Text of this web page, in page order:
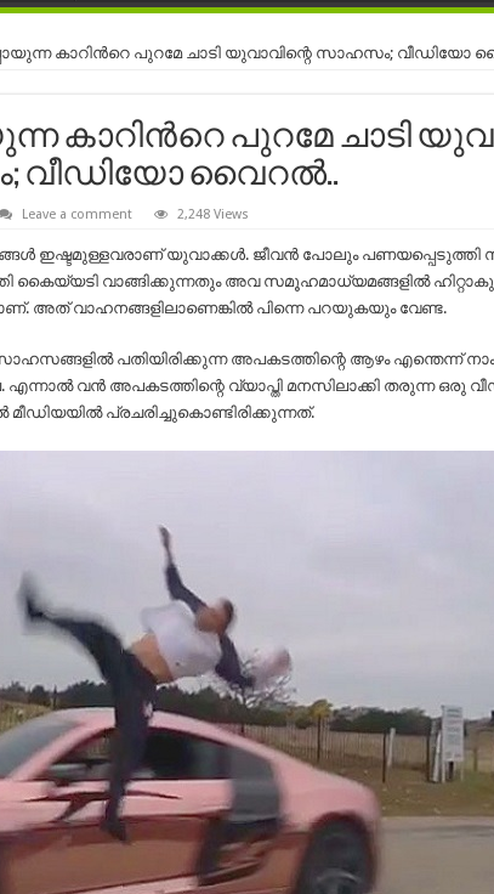
കാറിന്‍റെ പുറമേ ചാടി യുവാവിന്റെ സാഹസം; വീഡിയോ
കാറിന്‍റെ പുറമേ ചാടി
വീഡിയോ വൈറല്‍..
Leave a comment 2,248 Views
ഇഷ്ടമുള്ളവരാണ് യുവാക്കള്‍. ജീവന്‍ പോലും പണയപ്പെടുത്തി
കൈയ്യടി വാങ്ങിക്കുന്നതും അവ സമൂഹമാധ്യമങ്ങളില്‍
അത് വാഹനങ്ങളിലാണെങ്കില്‍ പിന്നെ പറയുകയും വേണ്ട.
പതിയിരിക്കുന്ന അപകടത്തിന്റെ ആഴം എന്തെന്ന് നാം
എന്നാല്‍ വന്‍ അപകടത്തിന്റെ വ്യാപ്തി മനസിലാക്കി തരുന്ന ഒരു
പ്രചരിച്ചുകൊണ്ടിരിക്കുന്നത്.